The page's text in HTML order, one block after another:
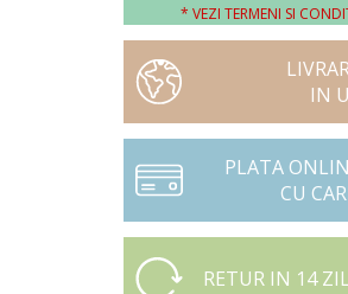
* VEZI TERMENI SI
IN
PLATA
CU
RETUR IN 14